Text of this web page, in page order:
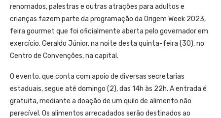
renomados, palestras e outras atrações para adultos e
crianças fazem parte da programação da Origem Week 2023,
feira gourmet que foi oficialmente aberta pelo governador em
exercício, Geraldo Júnior, na noite desta quinta-feira (30), no
Centro de Convenções, na capital.
O evento, que conta com apoio de diversas secretarias
estaduais, segue até domingo (2), das 14h às 22h. A entrada é
gratuita, mediante a doação de um quilo de alimento não
perecível. Os alimentos arrecadados serão destinados ao